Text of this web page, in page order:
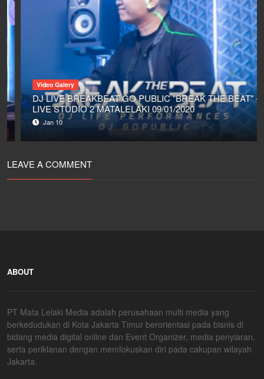
Video Galery
DJ LIVE BREAKBEAT GO PUBLIC "BREAK THE BEAT" -
LIVE STUDIO 2 MATALELAKI 09/01/2020
Jan 10
LEAVE A COMMENT
ABOUT
PT Mata Lelaki Media adalah perusahaan multi media yang
berkedudukan di Kota Jakarta Timur berorientasi pada bisnis di
bidang media digital online dan Event Organizer, media penyiaran,
serta periklanan dengan memfokuskan diri pada cakupan wilayah
Jakarta.